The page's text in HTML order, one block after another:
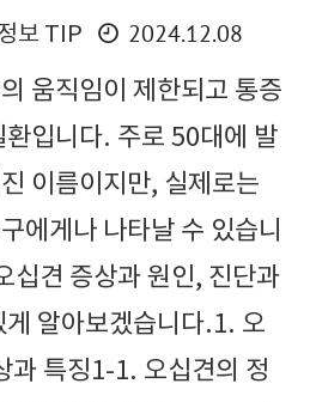
보 TIP
2024.12.08
움직임이 제한되고 통증
환입니다. 주로 50대에 발
이름이지만, 실제로는
에게나 나타날 수 있습니
십견 증상과 원인, 진단과
알아보겠습니다.1. 오
과 특징1-1. 오십견의 정